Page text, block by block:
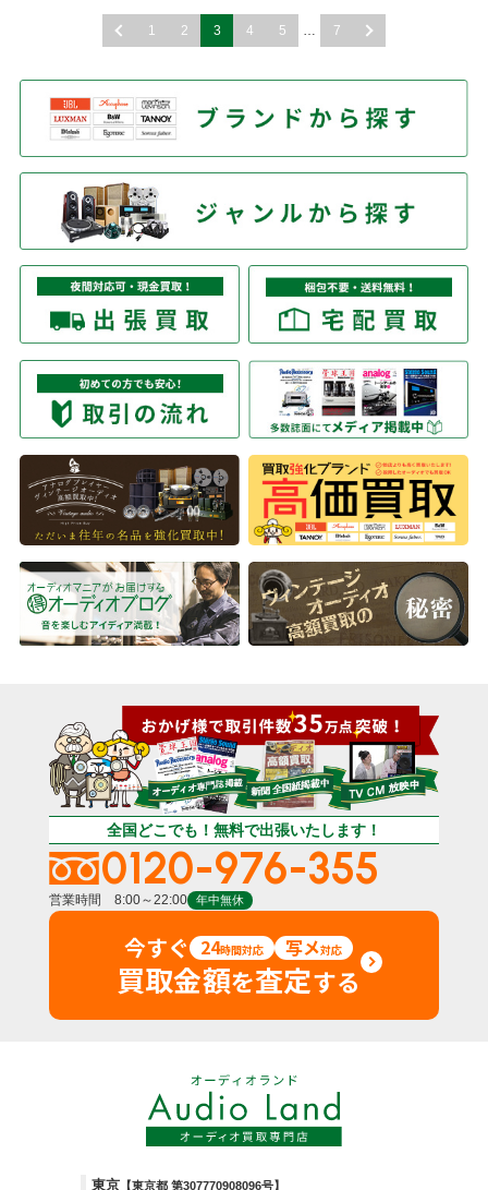
1 2 3 4 5 … 7
全国どこでも！無料で出張いたします！
0120-976-355
営業時間 8:00～22:00 年中無休
今すぐ 24時間対応 写メ対応
買取金額を査定する
東京 【東京都 第307770908096号】